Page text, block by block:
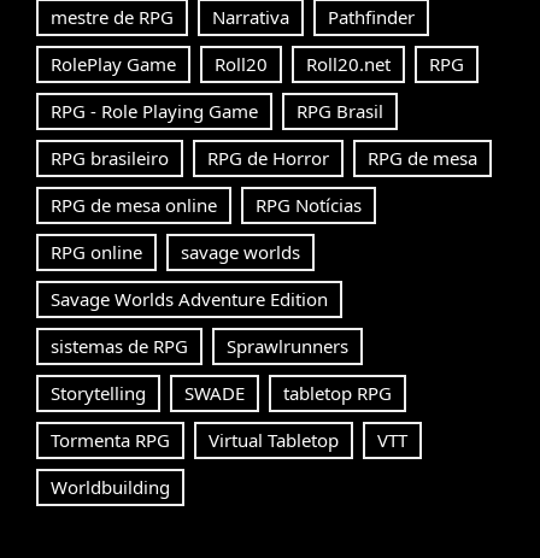
mestre de RPG
Narrativa
Pathfinder
RolePlay Game
Roll20 Roll20.net
RPG
RPG - Role Playing Game
RPG Brasil
RPG brasileiro
RPG de Horror
RPG de mesa
RPG de mesa online
RPG Notícias
RPG online
savage worlds
Savage Worlds Adventure Edition
sistemas de RPG
Sprawlrunners
Storytelling
SWADE
tabletop RPG
Tormenta RPG
Virtual Tabletop
VTT
Worldbuilding